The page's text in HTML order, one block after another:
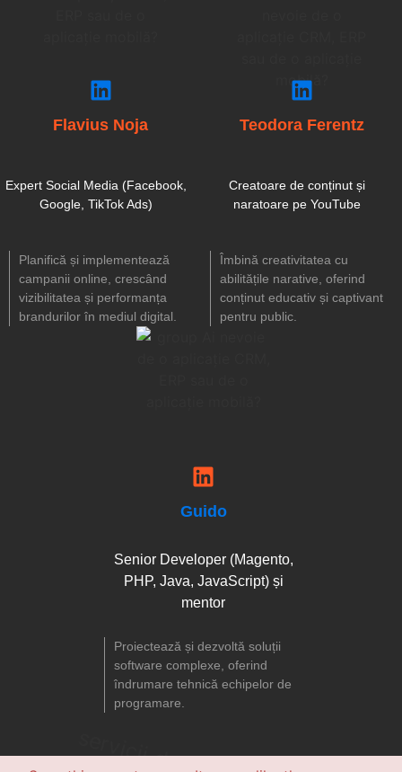
Flavius Noja
Expert Social Media (Facebook,
Google, TikTok Ads)
Planifică și implementează
campanii online, crescând
vizibilitatea și performanța
brandurilor în mediul digital.
Teodora Ferentz
Creatoare de conținut și
naratoare pe YouTube
Îmbină creativitatea cu
abilitățile narative, oferind
conținut educativ și captivant
pentru public.
Guido
Senior Developer (Magento,
PHP, Java, JavaScript) și
mentor
Proiectează și dezvoltă soluții
software complexe, oferind
îndrumare tehnică echipelor de
programare.